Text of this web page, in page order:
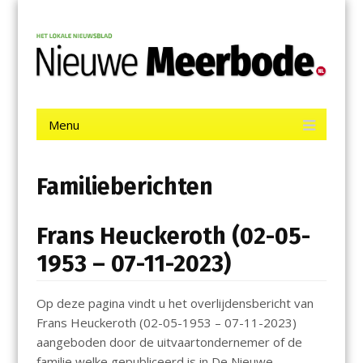
contentNieuwe Meerbode
Menu
Familieberichten
Frans Heuckeroth (02-05-
1953 – 07-11-2023)
Op deze pagina vindt u het overlijdensbericht van
Frans Heuckeroth (02-05-1953 – 07-11-2023)
aangeboden door de uitvaartondernemer of de